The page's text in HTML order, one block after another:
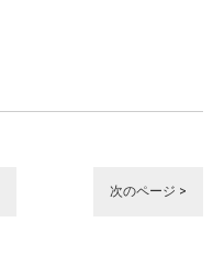
次のページ >